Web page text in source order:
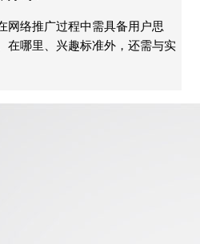
网络推广过程中需具备用户思
在哪里、兴趣标准外，还需与实